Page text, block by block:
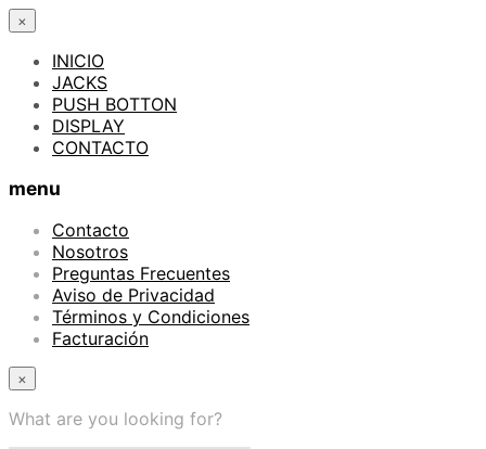
×
INICIO
JACKS
PUSH BOTTON
DISPLAY
CONTACTO
menu
Contacto
Nosotros
Preguntas Frecuentes
Aviso de Privacidad
Términos y Condiciones
Facturación
×
What are you looking for?